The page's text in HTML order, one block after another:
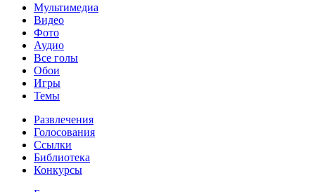
Мультимедиа
Видео
Фото
Аудио
Все голы
Обои
Игры
Темы
Развлечения
Голосования
Ссылки
Библиотека
Конкурсы